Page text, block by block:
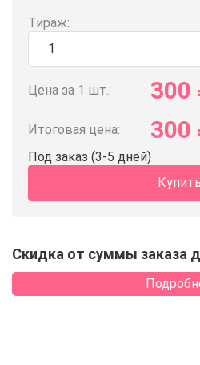
Тираж:
Цена за 1 шт.: 300
Итоговая цена: 300
Под заказ (3-5 дней)
Купить
Скидка от суммы заказа